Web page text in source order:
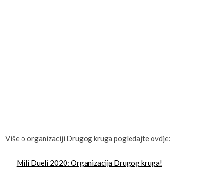
Više o organizaciji Drugog kruga pogledajte ovdje:
Mili Dueli 2020: Organizacija Drugog kruga!